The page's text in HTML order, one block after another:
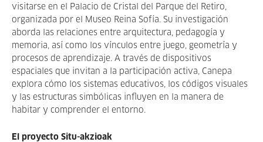
visitarse en el Palacio de Cristal del Parque del Retiro,
organizada por el Museo Reina Sofía. Su investigación
aborda las relaciones entre arquitectura, pedagogía y
memoria, así como los vínculos entre juego, geometría y
procesos de aprendizaje. A través de dispositivos
espaciales que invitan a la participación activa, Canepa
explora cómo los sistemas educativos, los códigos visuales
y las estructuras simbólicas influyen en la manera de
habitar y comprender el entorno.
El proyecto Situ-akzioak